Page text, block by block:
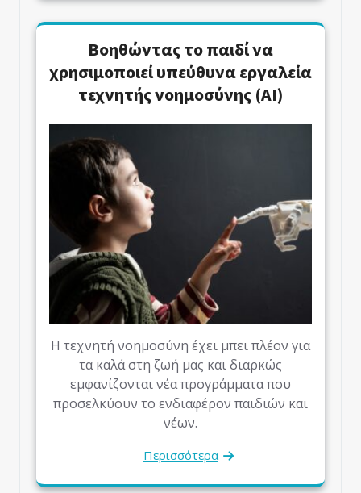
Βοηθώντας το παιδί να
χρησιμοποιεί υπεύθυνα εργαλεία
τεχνητής νοημοσύνης (ΑΙ)
Η τεχνητή νοημοσύνη έχει μπει πλέον για
τα καλά στη ζωή μας και διαρκώς
εμφανίζονται νέα προγράμματα που
προσελκύουν το ενδιαφέρον παιδιών και
νέων.
Περισσότερα